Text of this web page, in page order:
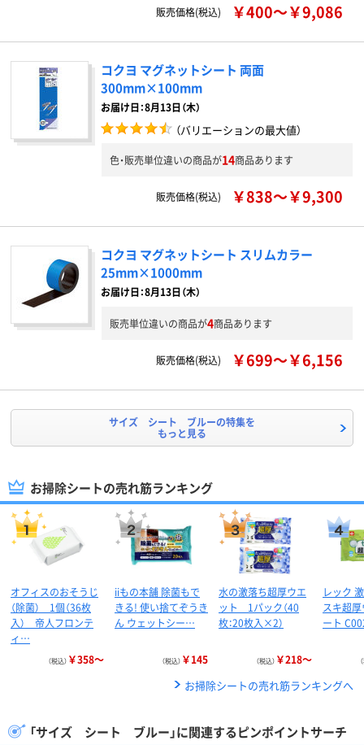
販売価格(税込)
￥400～￥9,086
コクヨ マグネットシート 両面
300mm×100mm
お届け日：8月13日（木）
（バリエーションの最大値）
色・販売単位違いの商品が14商品あります
販売価格(税込) ￥838～￥9,300
コクヨ マグネットシート スリムカラー
25mm×1000mm
お届け日：8月13日（木）
販売単位違いの商品が4商品あります
販売価格(税込) ￥699～￥6,156
サイズ シート ブルーの特集を
もっと見る
お掃除シートの売れ筋ランキング
オフィスのおそうじ
（除菌） 1個（36枚
入） 帝人フロンテ
ィ…
（税込） ￥358～
iiもの本舗 除菌もで
きる! 使い捨てぞうき
ん ウェットシー…
（税込） ￥145
水の激落ち超厚ウエ
ット 1パック（40
枚：20枚入×2）
（税込） ￥218～
レック
スキ超
ート
お掃除シートの売れ筋ランキングへ
「サイズ シート ブルー」に関連するピンポイントサーチ